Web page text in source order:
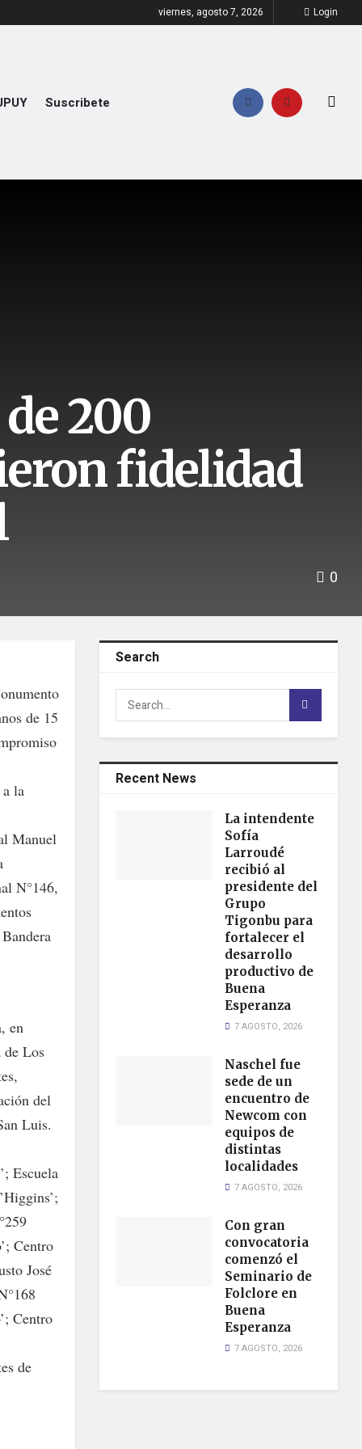
viernes, agosto 7, 2026 Login
Suscribete
200
fidelidad
0
de 15
la
Manuel
N°146,
en
Los
del
Luis.
Escuela
Centro
José
Centro
de
Search
Recent News
La intendente
Sofía
Larroudé
recibió al
presidente del
Grupo
Tigonbu para
fortalecer el
desarrollo
productivo de
Buena
Esperanza
7 AGOSTO, 2026
Naschel fue
sede de un
encuentro de
Newcom con
equipos de
distintas
localidades
7 AGOSTO, 2026
Con gran
convocatoria
comenzó el
Seminario de
Folclore en
Buena
Esperanza
7 AGOSTO, 2026